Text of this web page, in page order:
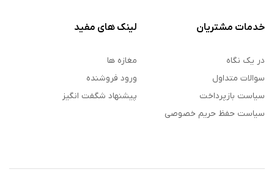
خدمات مشتریان
در یک نگاه
سوالات متداول
سیاست بازپرداخت
سیاست حفظ حریم خصوصی
لینک های مفید
مغازه ها
ورود فروشنده
پیشنهاد شگفت انگیز